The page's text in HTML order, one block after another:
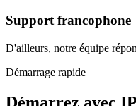
Support francophone
D'ailleurs, notre équipe
Démarrage rapide